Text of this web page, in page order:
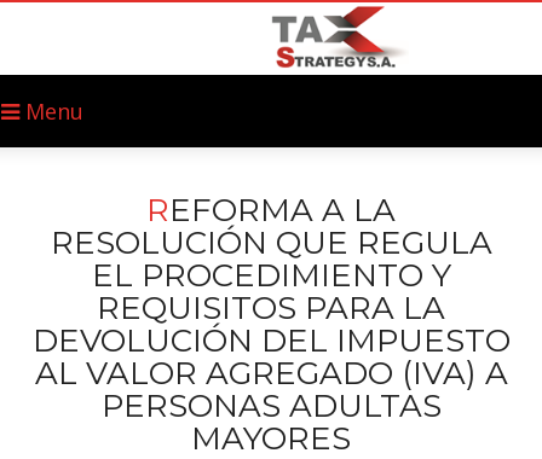
Menu
REFORMA A LA
RESOLUCIÓN QUE REGULA
EL PROCEDIMIENTO Y
REQUISITOS PARA LA
DEVOLUCIÓN DEL IMPUESTO
AL VALOR AGREGADO (IVA) A
PERSONAS ADULTAS
MAYORES